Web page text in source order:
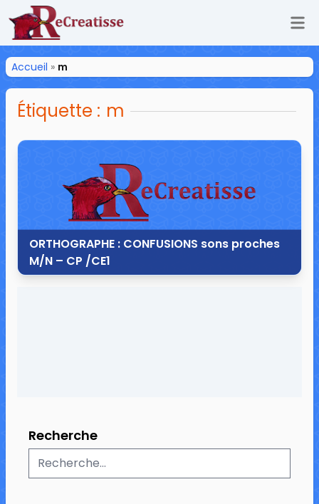
ReCreatisse
Accueil » m
Étiquette : m
ORTHOGRAPHE : CONFUSIONS sons proches
M/N – CP /CE1
Recherche